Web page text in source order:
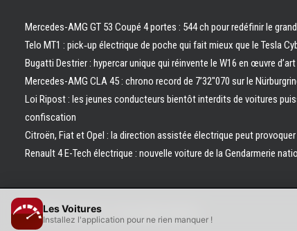
Mercedes-AMG GT 53 Coupé 4 portes : 544 ch pour redéfinir le
Telo MT1 : pick‑up électrique de poche qui fait mieux que le Tesla
Bugatti Destrier : hypercar unique qui réinvente le W16 en œuvre
Mercedes-AMG CLA 45 : chrono record de 7’32″070 sur le
Loi Ripost : les jeunes conducteurs bientôt interdits de voitures
confiscation
Citroën, Fiat et Opel : la direction assistée électrique peut
Renault 4 E-Tech électrique : nouvelle voiture de la Gendarmerie
© 2026 Les Voitures. | Tous droits réservés.
Les Voitures
Installez l'application pour ne rien manquer !